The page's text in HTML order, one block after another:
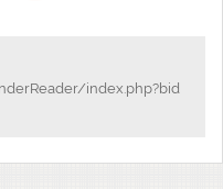
index.php?bid